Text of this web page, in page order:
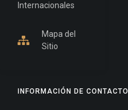
INFORMACIÓN DE CONTACTO
Internacionales
Mapa del
Sitio